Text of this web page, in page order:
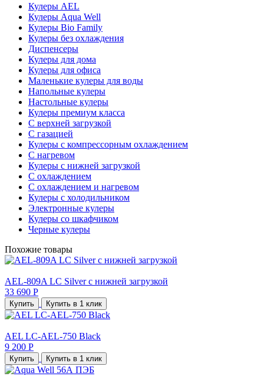
Кулеры AEL
Кулеры Aqua Well
Кулеры Bio Family
Кулеры без охлаждения
Диспенсеры
Кулеры для дома
Кулеры для офиса
Маленькие кулеры для воды
Напольные кулеры
Настольные кулеры
Кулеры премиум класса
С верхней загрузкой
С газацией
Кулеры с компрессорным охлаждением
С нагревом
Кулеры с нижней загрузкой
С охлаждением
С охлаждением и нагревом
Кулеры с холодильником
Электронные кулеры
Кулеры со шкафчиком
Черные кулеры
Похожие товары
AEL-809A LC Silver с нижней загрузкой
33 690 Р
Купить Купить в 1 клик
AEL LC-AEL-750 Black
9 200 Р
Купить Купить в 1 клик